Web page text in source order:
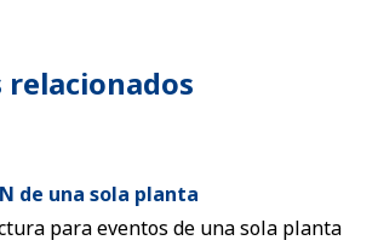
de una sola planta
para eventos de una sola planta